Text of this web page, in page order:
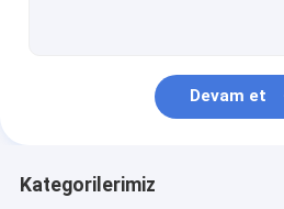
Devam et
Kategorilerimiz